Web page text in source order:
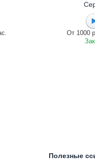
От 1000
Полезные